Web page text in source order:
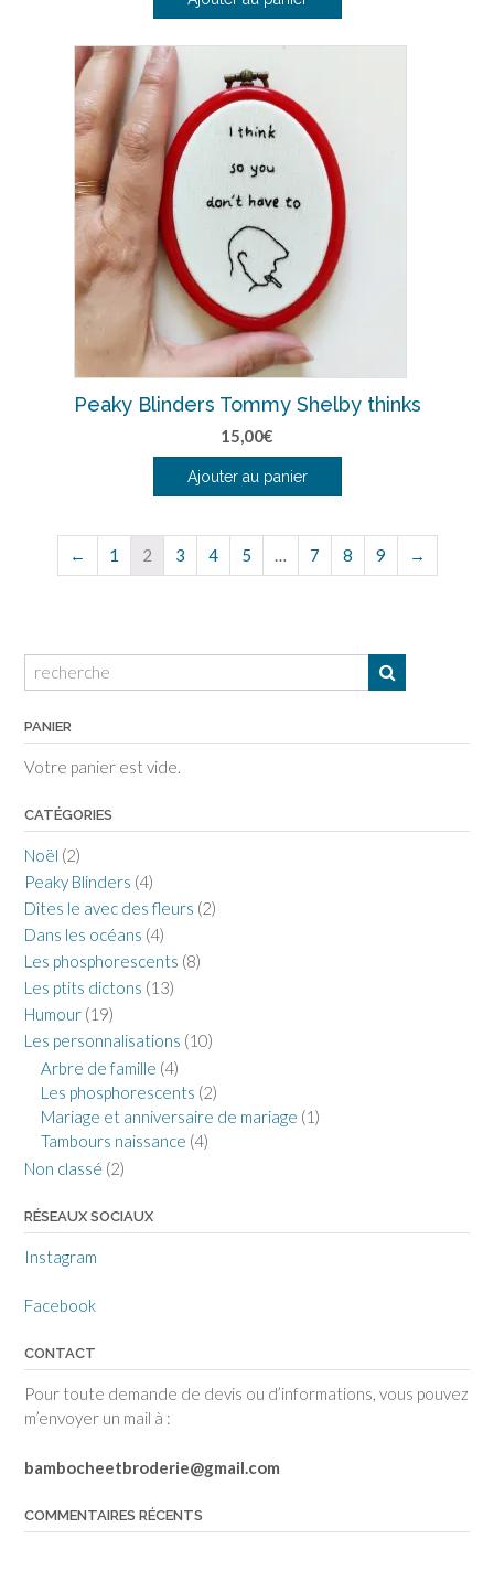
Peaky Blinders Tommy Shelby thinks
15,00€
Ajouter au panier
← 1 2 3 4 5 … 7 8 9 →
PANIER
Votre panier est vide.
CATÉGORIES
Noël (2)
Peaky Blinders (4)
Dîtes le avec des fleurs (2)
Dans les océans (4)
Les phosphorescents (8)
Les ptits dictons (13)
Humour (19)
Les personnalisations (10)
Arbre de famille (4)
Les phosphorescents (2)
Mariage et anniversaire de mariage (1)
Tambours naissance (4)
Non classé (2)
RÉSEAUX SOCIAUX
Instagram
Facebook
CONTACT
Pour toute demande de devis ou d’informations, vous pouvez
m’envoyer un mail à :
bambocheetbroderie@gmail.com
COMMENTAIRES RÉCENTS